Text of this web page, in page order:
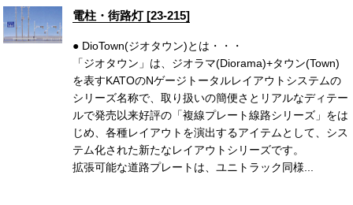
電柱・街路灯 [23-215]
● DioTown(ジオタウン)とは・・・
「ジオタウン」は、ジオラマ(Diorama)+タウン(Town)
を表すKATOのNゲージトータルレイアウトシステムの
シリーズ名称で、取り扱いの簡便さとリアルなディテー
ルで発売以来好評の「複線プレート線路シリーズ」をは
じめ、各種レイアウトを演出するアイテムとして、シス
テム化された新たなレイアウトシリーズです。
拡張可能な道路プレートは、ユニトラック同様...